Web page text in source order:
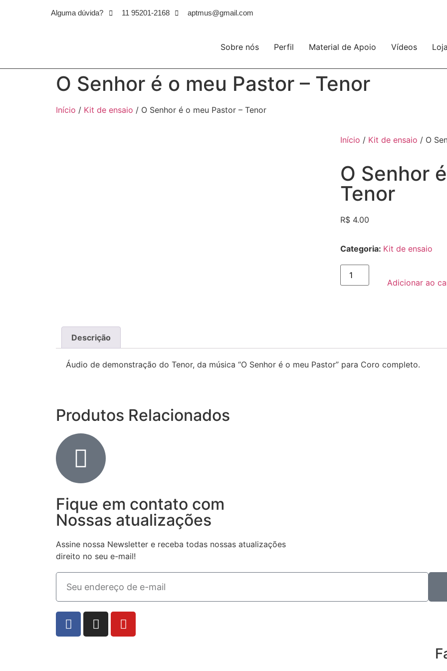
Alguma dúvida? 11 95201-2168 aptmus@gmail.com
Sobre nós Perfil Material de Apoio Vídeos Loja
O Senhor é o meu Pastor – Tenor
Início / Kit de ensaio / O Senhor é o meu Pastor – Tenor
Início / Kit de ensaio / O
O Senhor
Tenor
R$ 4.00
Categoria: Kit de ensaio
Adicionar ao
Descrição
Áudio de demonstração do Tenor, da música “O Senhor é o meu Pastor” para Coro completo.
Produtos Relacionados
Fique em contato com
Nossas atualizações
Assine nossa Newsletter e receba todas nossas atualizações
direito no seu e-mail!